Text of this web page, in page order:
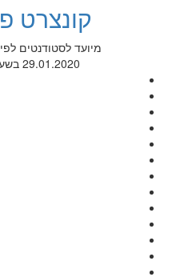
קונצרט
מיועד לסטודנטים
29.01.2020 בשעה 16:00-14:30